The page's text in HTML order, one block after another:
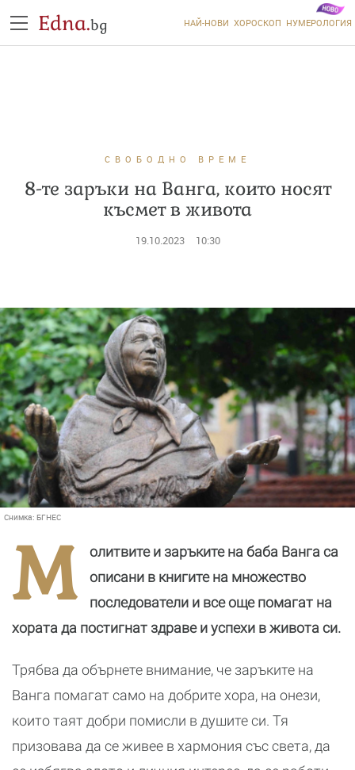
Edna.bg НАЙ-НОВИ ХОРОСКОП НУМЕРОЛОГИЯ
СВОБОДНО ВРЕМЕ
8-те заръки на Ванга, които носят
късмет в живота
19.10.2023 10:30
Снимка: БГНЕС
М
олитвите и заръките на баба Ванга са
описани в книгите на множество
последователи и все още помагат на
хората да постигнат здраве и успехи в живота си.
Трябва да обърнете внимание, че заръките на
Ванга помагат само на добрите хора, на онези,
които таят добри помисли в душите си. Тя
призовава да се живее в хармония със света, да